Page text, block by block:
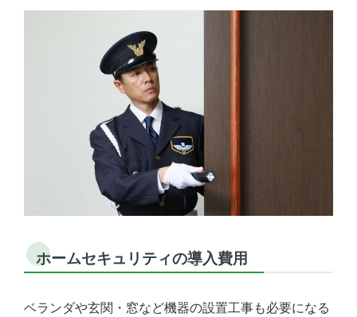
ホームセキュリティの導入費用
ベランダや玄関・窓など機器の設置工事も必要になる